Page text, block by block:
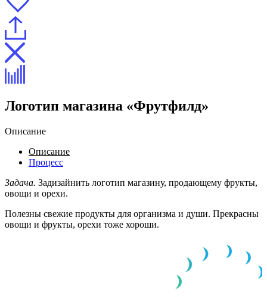
Логотип магазина «Фрутфилд»
Описание
Описание
Процесс
Задача. Задизайнить логотип магазину, продающему фрукты,
овощи и орехи.
Полезны свежие продукты для организма и души. Прекрасны
овощи и фрукты, орехи тоже хороши.